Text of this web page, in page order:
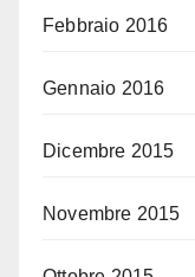
Febbraio 2016
Gennaio 2016
Dicembre 2015
Novembre 2015